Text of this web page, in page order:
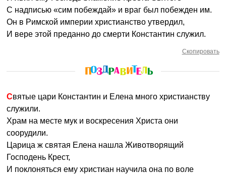
С надписью «сим побеждай» и враг был побежден им.
Он в Римской империи христианство утвердил,
И вере этой преданно до смерти Константин служил.
Скопировать
Святые цари Константин и Елена много христианству
служили.
Храм на месте мук и воскресения Христа они
соорудили.
Царица ж святая Елена нашла Животворящий
Господень Крест,
И поклоняться ему христиан научила она по воле